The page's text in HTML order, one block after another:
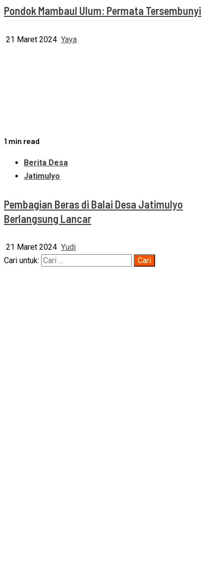
Pondok Mambaul Ulum: Permata Tersembunyi
21 Maret 2024 Yaya
1 min read
Berita Desa
Jatimulyo
Pembagian Beras di Balai Desa Jatimulyo
Berlangsung Lancar
21 Maret 2024 Yudi
Cari untuk: